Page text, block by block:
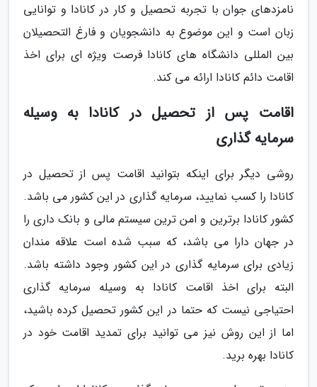
نامزدهای جوان با تجربه تحصیل و کار در کانادا و توانایی
زبان است و این موضوع به دانشجویان و فارغ التحصیلان
بین المللی دانشگاه های کانادا فرصت ویژه ای برای اخذ
اقامت دائم کانادا ارائه می کند.
اقامت پس از تحصیل در کانادا به وسیله
سرمایه گذاری
روشی دیگر برای اینکه بتوانید اقامت پس از تحصیل در
کانادا را کسب نمایید، سرمایه گذاری در این کشور می باشد.
کشور کانادا برترین و امن ترین سیستم مالی و بانک داری را
در جهان دارا می باشد، که سبب شده است علاقه مندان
زیادی برای سرمایه گذاری در این کشور وجود داشته باشد.
البته برای اخذ اقامت کانادا به وسیله سرمایه گذاری
احتیاجی نیست که حتما در این کشور تحصیل کرده باشید،
اما از این روش نیز می توانید برای تمدید اقامت خود در
کانادا بهره برید.